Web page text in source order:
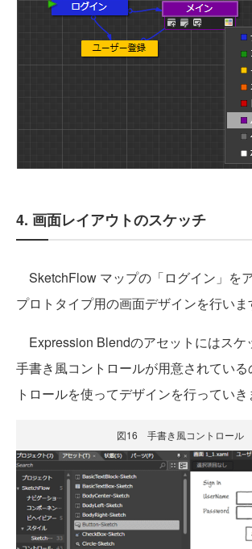
4. 画面レイアウトのスケッチ
SketchFlow マップの「ログイン」をア
プロトタイプ用の画面デザインを行いま
Expression Blendのアセットにはスケ
手書き風コントロールが用意されてい
トロールを使ってデザインを行っていき
図16 手書き風コントロール